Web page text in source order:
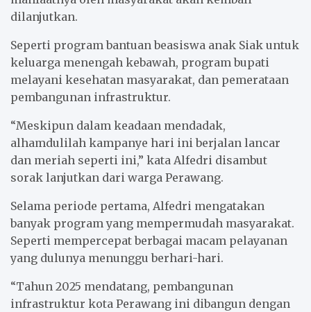
dilanjutkan.
Seperti program bantuan beasiswa anak Siak untuk
keluarga menengah kebawah, program bupati
melayani kesehatan masyarakat, dan pemerataan
pembangunan infrastruktur.
“Meskipun dalam keadaan mendadak,
alhamdulilah kampanye hari ini berjalan lancar
dan meriah seperti ini,” kata Alfedri disambut
sorak lanjutkan dari warga Perawang.
Selama periode pertama, Alfedri mengatakan
banyak program yang mempermudah masyarakat.
Seperti mempercepat berbagai macam pelayanan
yang dulunya menunggu berhari-hari.
“Tahun 2025 mendatang, pembangunan
infrastruktur kota Perawang ini dibangun dengan